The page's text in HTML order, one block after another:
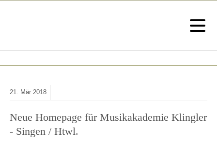
21. Mär 2018
Neue Homepage für Musikakademie Klingler
- Singen / Htwl.